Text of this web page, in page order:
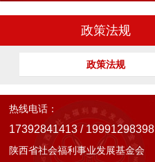
政策法规
政策法规
热线电话：
17392841413 / 19991298398
陕西省社会福利事业发展基金会